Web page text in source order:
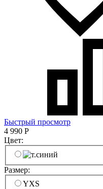
Быстрый просмотр
4 990 Р
Цвет:
Размер:
YXS